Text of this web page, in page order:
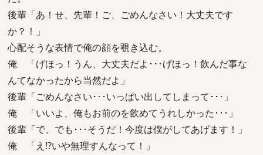
後輩「あ！せ、先輩！ご、ごめんなさい！大丈夫です
か？！」
心配そうな表情で俺の顔を覗き込む。
俺 「げほっ！うん、大丈夫だよ･･･げほっ！飲んだ事な
んてなかったから当然だよ」
後輩「ごめんなさい･･･いっぱい出してしまって･･･」
俺 「いいよ、俺もお前のを飲めてうれしかった･･･」
後輩「で、でも･･･そうだ！今度は僕がしてあげます！」
俺 「え!?いや無理すんなって！」